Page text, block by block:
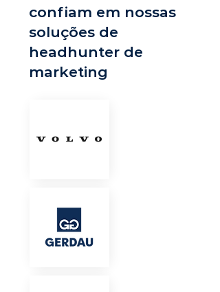
confiam em nossas
soluções de
headhunter de
marketing